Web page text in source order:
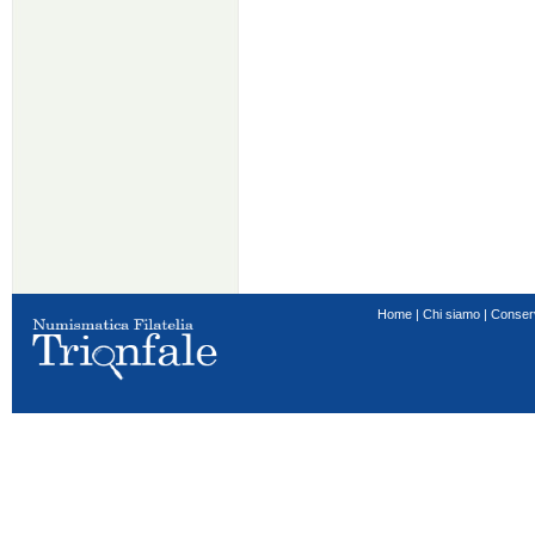
Home | Chi siamo |